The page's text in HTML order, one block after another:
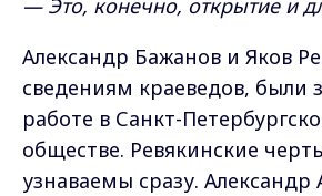
— Это, конечно, открытие и
Александр Бажанов и Яков
сведениям краеведов, были
работе в Санкт-
обществе. Ревякинские
узнаваемы сразу. Александр